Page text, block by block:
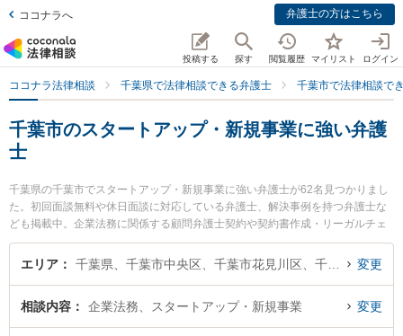
ココナラへ 弁護士の方はこちら
投稿する 探す 閲覧履歴 マイリスト ログイン
ココナラ法律相談 千葉県で法律相談できる弁護士 千葉市で法律相談で
千葉市のスタートアップ・新規事業に強い弁護
士
千葉県の千葉市でスタートアップ・新規事業に強い弁護士が62名見つかりまし
た。初回面談無料や休日面談に対応している弁護士、解決事例を持つ弁護士な
ども掲載中。企業法務に関係する顧問弁護士契約や契約書作成・リーガルチェ
ック、雇用契約書・就業規則作成等の細かな分野での絞り込み検索もでき便利
です。特にみどり総合法律事務所の齋藤 泰斗弁護士や佐野総合法律事務所の石
生したスタートアップ・新規事業のトラブルを今すぐに弁護士に相談したい』
『スタートアップ・新規事業のトラブル解決の実績豊富な近くの弁護士を検索
エリア 変更
相談内容 企業法務、スタートアップ・新規事業 変更